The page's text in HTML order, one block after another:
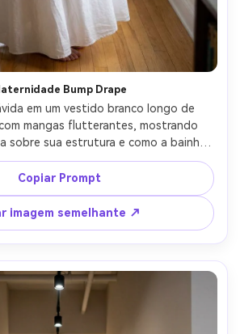
Bump Drape
em um vestido branco longo de
mangas flutterantes, mostrando
sobre sua estrutura e como a bainha
de pé e com uma mão na colisão;
luz de janela suave e salto, Nikon
direta de corpo inteiro, humor
de pele fotorealista, tensão de
real e dobras-AR 4:5
Copiar Prompt
imagem semelhante ↗